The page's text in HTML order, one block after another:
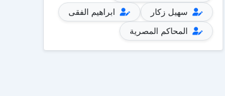
سهيل زكار
ابراهيم الفقى
المحاكم المصرية